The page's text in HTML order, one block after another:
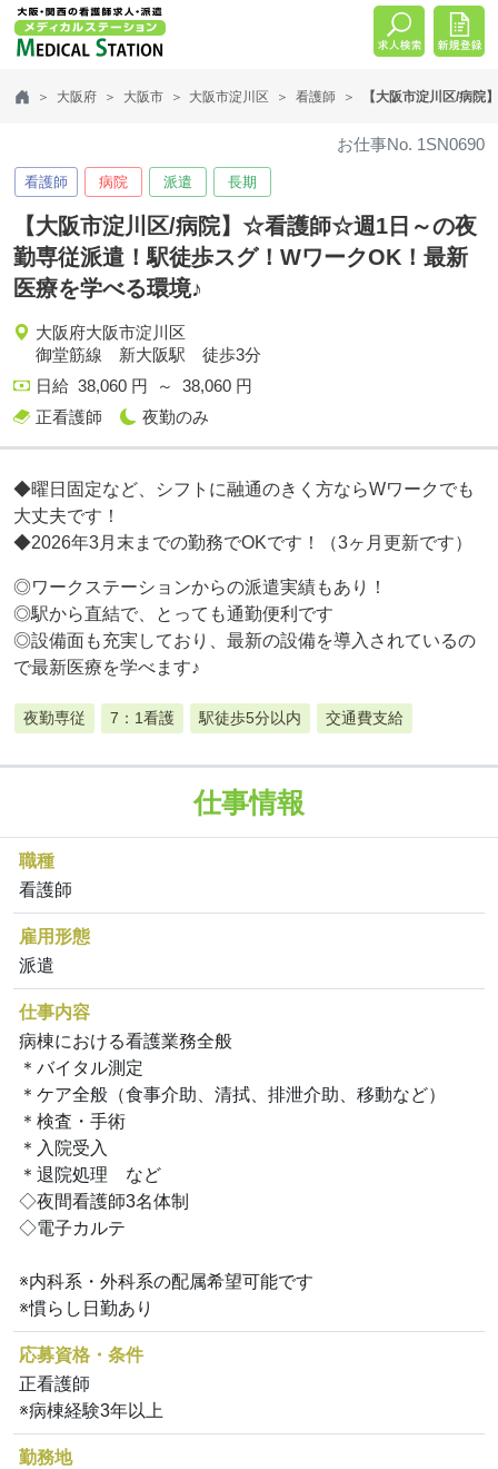
大阪府 大阪市 大阪市淀川区 看護師 【大阪市淀川区/病
お仕事No. 1SN0690
看護師 病院 派遣 長期
【大阪市淀川区/病院】☆看護師☆週1日～の夜
勤専従派遣！駅徒歩スグ！WワークOK！最新
医療を学べる環境♪
大阪府大阪市淀川区
御堂筋線 新大阪駅 徒歩3分
日給 38,060 円 ～ 38,060 円
正看護師
夜勤のみ
◆曜日固定など、シフトに融通のきく方ならWワークでも
大丈夫です！
◆2026年3月末までの勤務でOKです！（3ヶ月更新です）
◎ワークステーションからの派遣実績もあり！
◎駅から直結で、とっても通勤便利です
◎設備面も充実しており、最新の設備を導入されているの
で最新医療を学べます♪
夜勤専従 7：1看護 駅徒歩5分以内 交通費支給
仕事情報
職種
看護師
雇用形態
派遣
仕事内容
病棟における看護業務全般
＊バイタル測定
＊ケア全般（食事介助、清拭、排泄介助、移動など）
＊検査・手術
＊入院受入
＊退院処理 など
◇夜間看護師3名体制
◇電子カルテ
※内科系・外科系の配属希望可能です
※慣らし日勤あり
応募資格・条件
正看護師
※病棟経験3年以上
勤務地